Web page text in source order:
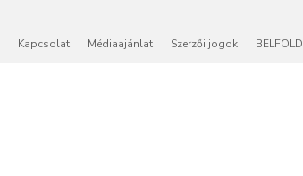
Kapcsolat Médiaajánlat Szerzői jogok BELFÖLD